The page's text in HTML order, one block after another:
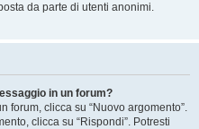
da parte di utenti anonimi.
in un forum?
forum, clicca su “Nuovo argomento”.
clicca su “Rispondi”. Potresti